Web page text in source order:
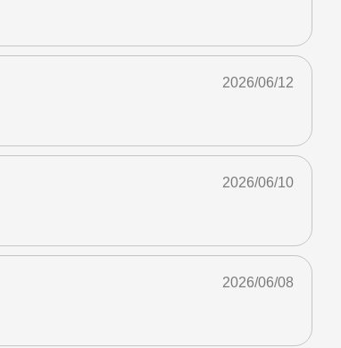
2026/06/12
2026/06/10
2026/06/08